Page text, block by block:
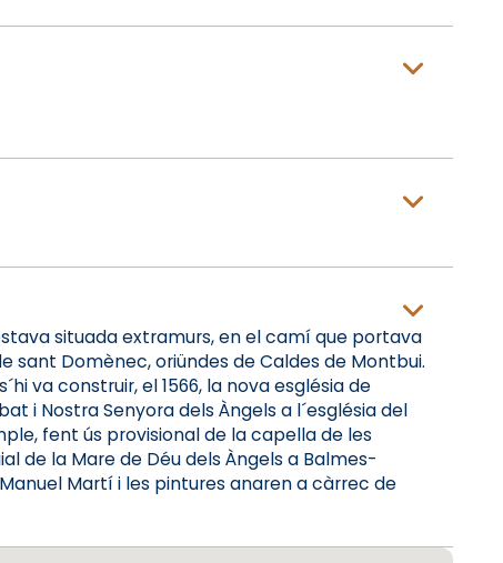
situada extramurs, en el camí que portava
sant Domènec, oriündes de Caldes de Montbui.
va construir, el 1566, la nova església de
i Nostra Senyora dels Àngels a l´església del
fent ús provisional de la capella de les
de la Mare de Déu dels Àngels a Balmes-
Martí i les pintures anaren a càrrec de